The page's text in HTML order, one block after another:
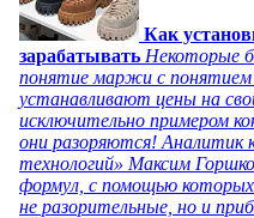
Как
зарабатывать Некоторые
понятие маржи с понятием
устанавливают цены на
исключительно примером
они разоряются! Аналитик
технологий» Максим
формул, с помощью
не разорительные, но и